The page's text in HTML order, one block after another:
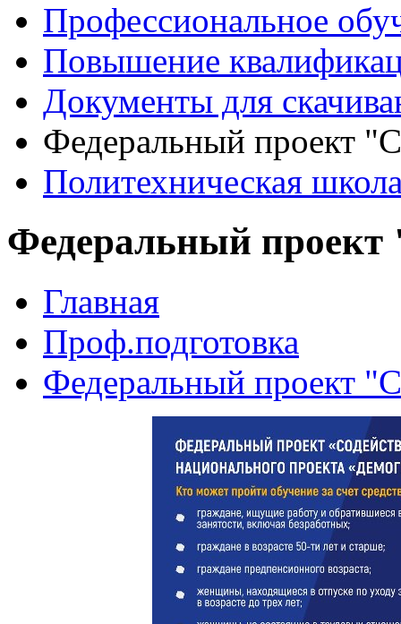
Профессиональное
Повышение
Документы для
Федеральный проект
Политехническая
Федеральный проект
Главная
Проф.подготовка
Федеральный проект